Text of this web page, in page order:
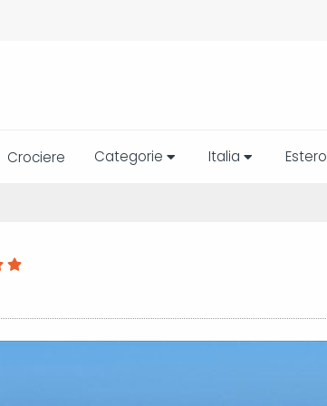
Crociere Categorie Italia Estero